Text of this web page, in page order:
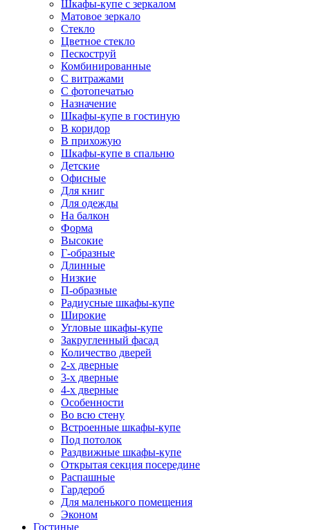
Шкафы-купе с зеркалом
Матовое зеркало
Стекло
Цветное стекло
Пескоструй
Комбинированные
С витражами
С фотопечатью
Назначение
Шкафы-купе в гостиную
В коридор
В прихожую
Шкафы-купе в спальню
Детские
Офисные
Для книг
Для одежды
На балкон
Форма
Высокие
Г-образные
Длинные
Низкие
П-образные
Радиусные шкафы-купе
Широкие
Угловые шкафы-купе
Закругленный фасад
Количество дверей
2-х дверные
3-х дверные
4-х дверные
Особенности
Во всю стену
Встроенные шкафы-купе
Под потолок
Раздвижные шкафы-купе
Открытая секция посередине
Распашные
Гардероб
Для маленького помещения
Эконом
Гостиные